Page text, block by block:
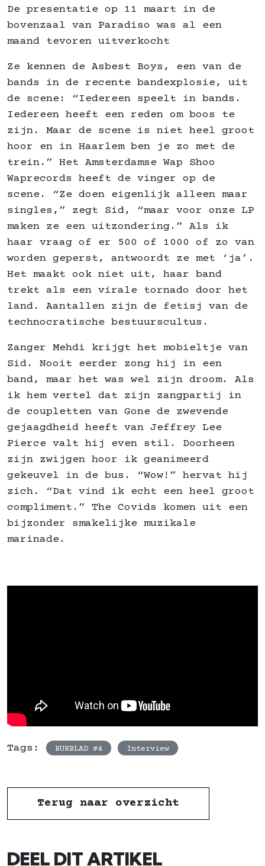
De presentatie op 11 maart in de
bovenzaal van Paradiso was al een
maand tevoren uitverkocht
Ze kennen de Asbest Boys, een van de
bands in de recente bandexplosie, uit
de scene: “Iedereen speelt in bands.
Iedereen heeft een reden om boos te
zijn. Maar de scene is niet heel groot
hoor en in Haarlem ben je zo met de
trein.” Het Amsterdamse Wap Shoo
Waprecords heeft de vinger op de
scene. “Ze doen eigenlijk alleen maar
singles,” zegt Sid, “maar voor onze LP
maken ze een uitzondering.” Als ik
haar vraag of er 500 of 1000 of zo van
worden geperst, antwoordt ze met ‘ja’.
Het maakt ook niet uit, haar band
trekt als een virale tornado door het
land. Aantallen zijn de fetisj van de
technocratische bestuurscultus.
Zanger Mehdi krijgt het mobieltje van
Sid. Nooit eerder zong hij in een
band, maar het was wel zijn droom. Als
ik hem vertel dat zijn zangpartij in
de coupletten van Gone de zwevende
gejaagdheid heeft van Jeffrey Lee
Pierce valt hij even stil. Doorheen
zijn zwijgen hoor ik geanimeerd
gekeuvel in de bus. “Wow!” hervat hij
zich. “Dat vind ik echt een heel groot
compliment.” The Covids komen uit een
bijzonder smakelijke muzikale
marinade.
Tags: BUKBLAD #4 Interview
Terug naar overzicht
DEEL DIT ARTIKEL